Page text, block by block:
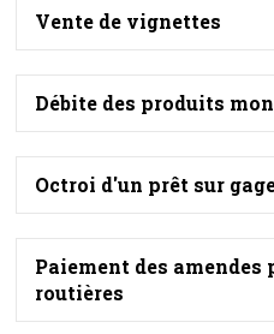
Vente de vignettes
Débite des produits
Octroi d'un prêt sur
Paiement des
routières